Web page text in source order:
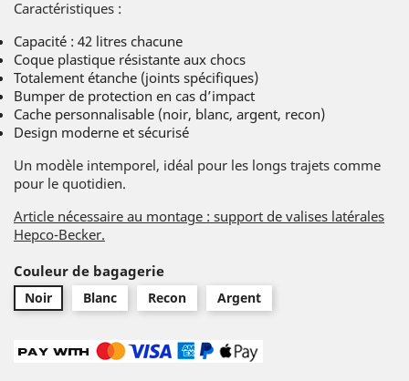
Caractéristiques :
Capacité : 42 litres chacune
Coque plastique résistante aux chocs
Totalement étanche (joints spécifiques)
Bumper de protection en cas d’impact
Cache personnalisable (noir, blanc, argent, recon)
Design moderne et sécurisé
Un modèle intemporel, idéal pour les longs trajets comme
pour le quotidien.
Article nécessaire au montage : support de valises latérales
Hepco-Becker.
Couleur de bagagerie
Noir Blanc Recon Argent